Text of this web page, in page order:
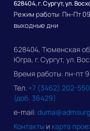
628404, г. Сургут, ул.
Режим работы: Пн-Пт
выходные дни
628404, Тюменская
Югра, г. Сургут, ул.
Время работы: пн-пт
Тел. +7 (3462) 202-
(доб. 36429)
e-mail:
Контакты и карта